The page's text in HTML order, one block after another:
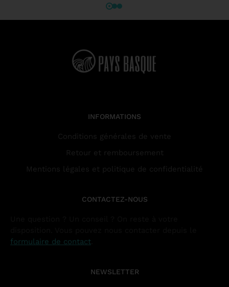
INFORMATIONS
Conditions générales de vente
Retour et remboursement
Mentions légales et politique de confidentialité
CONTACTEZ-NOUS
formulaire de contact
NEWSLETTER